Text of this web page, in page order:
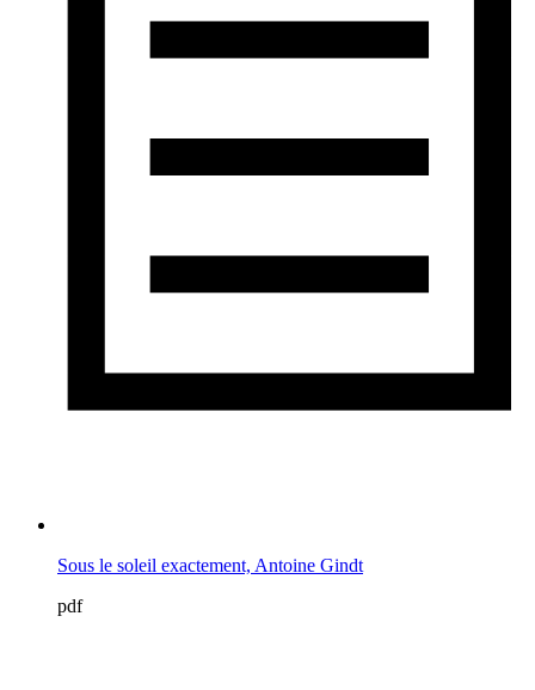
Sous le soleil exactement, Antoine Gindt
pdf